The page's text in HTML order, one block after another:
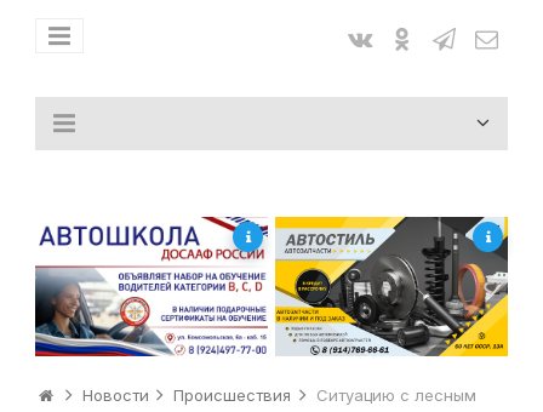
Новости Происшествия
Ситуацию с лесным